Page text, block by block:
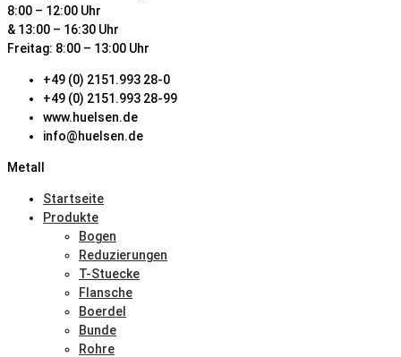
8:00 – 12:00 Uhr
& 13:00 – 16:30 Uhr
Freitag: 8:00 – 13:00 Uhr
+49 (0) 2151.993 28-0
+49 (0) 2151.993 28-99
www.huelsen.de
info@huelsen.de
Metall
Startseite
Produkte
Bogen
Reduzierungen
T-Stuecke
Flansche
Boerdel
Bunde
Rohre